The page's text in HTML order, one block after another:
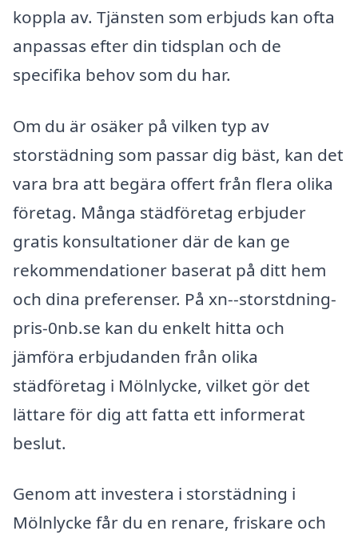
koppla av. Tjänsten som erbjuds kan ofta
anpassas efter din tidsplan och de
specifika behov som du har.
Om du är osäker på vilken typ av
storstädning som passar dig bäst, kan det
vara bra att begära offert från flera olika
företag. Många städföretag erbjuder
gratis konsultationer där de kan ge
rekommendationer baserat på ditt hem
och dina preferenser. På xn--storstdning-
pris-0nb.se kan du enkelt hitta och
jämföra erbjudanden från olika
städföretag i Mölnlycke, vilket gör det
lättare för dig att fatta ett informerat
beslut.
Genom att investera i storstädning i
Mölnlycke får du en renare, friskare och